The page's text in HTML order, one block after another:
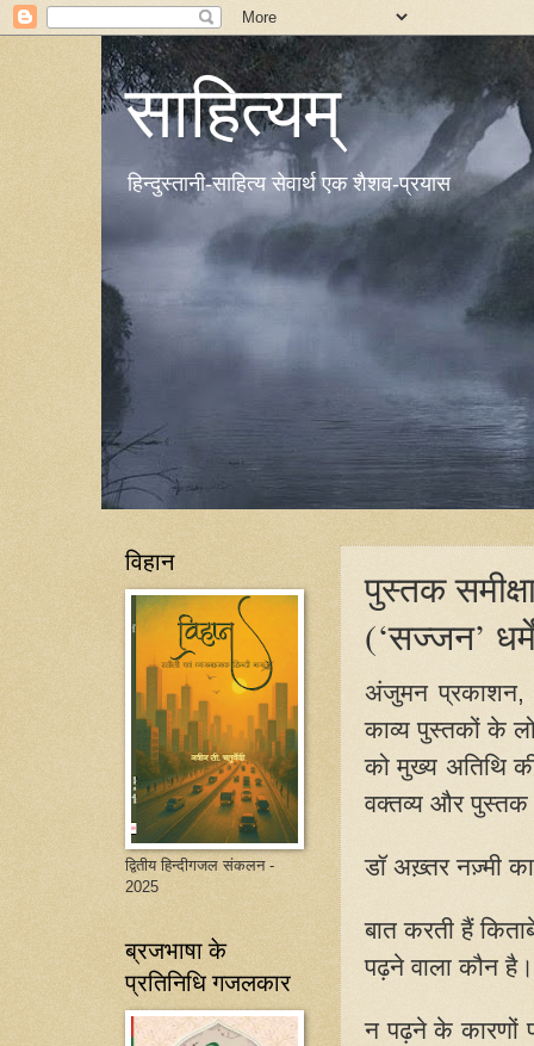
साहित्यम्
हिन्दुस्तानी-साहित्य सेवार्थ एक शैशव-प्रयास
पुस्तक
(‘सज्जन’
अंजुमन प्रकाशन,
काव्य पुस्तकों के
को मुख्य अतिथि
वक्तव्य और पुस्तक
डॉ अख़्तर नज़्मी
बात करती हैं
पढ़ने वाला कौन है।
न पढ़ने के कारणों
विहान
द्वितीय हिन्दीगजल संकलन -
2025
ब्रजभाषा के
प्रतिनिधि गजलकार